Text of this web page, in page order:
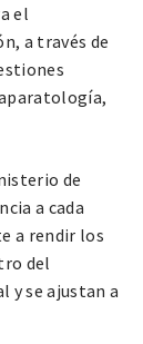
el
a través de
de
a cada
a rendir los
del
y se ajustan a